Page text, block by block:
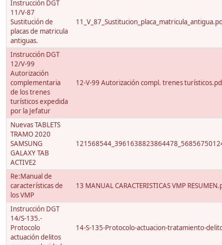
Instrucción DGT
11/V-87
Sustitución de
placas de matricula
antiguas.
Instrucción DGT
12/V-99
Autorización
complementaria
de los trenes
turísticos expedida
por la Jefatur
12-V-99 Autorización compl. trenes
Nuevas TABLETS
TRAMO 2020
SAMSUNG
GALAXY TAB
ACTIVE2
Re:Manual de
características de
los VMP
13 MANUAL CARACTERISTICAS VMP
Instrucción DGT
14/S-135.-
Protocolo
actuación delitos
14-S-135-Protocolo-actuacion-tratamiento-